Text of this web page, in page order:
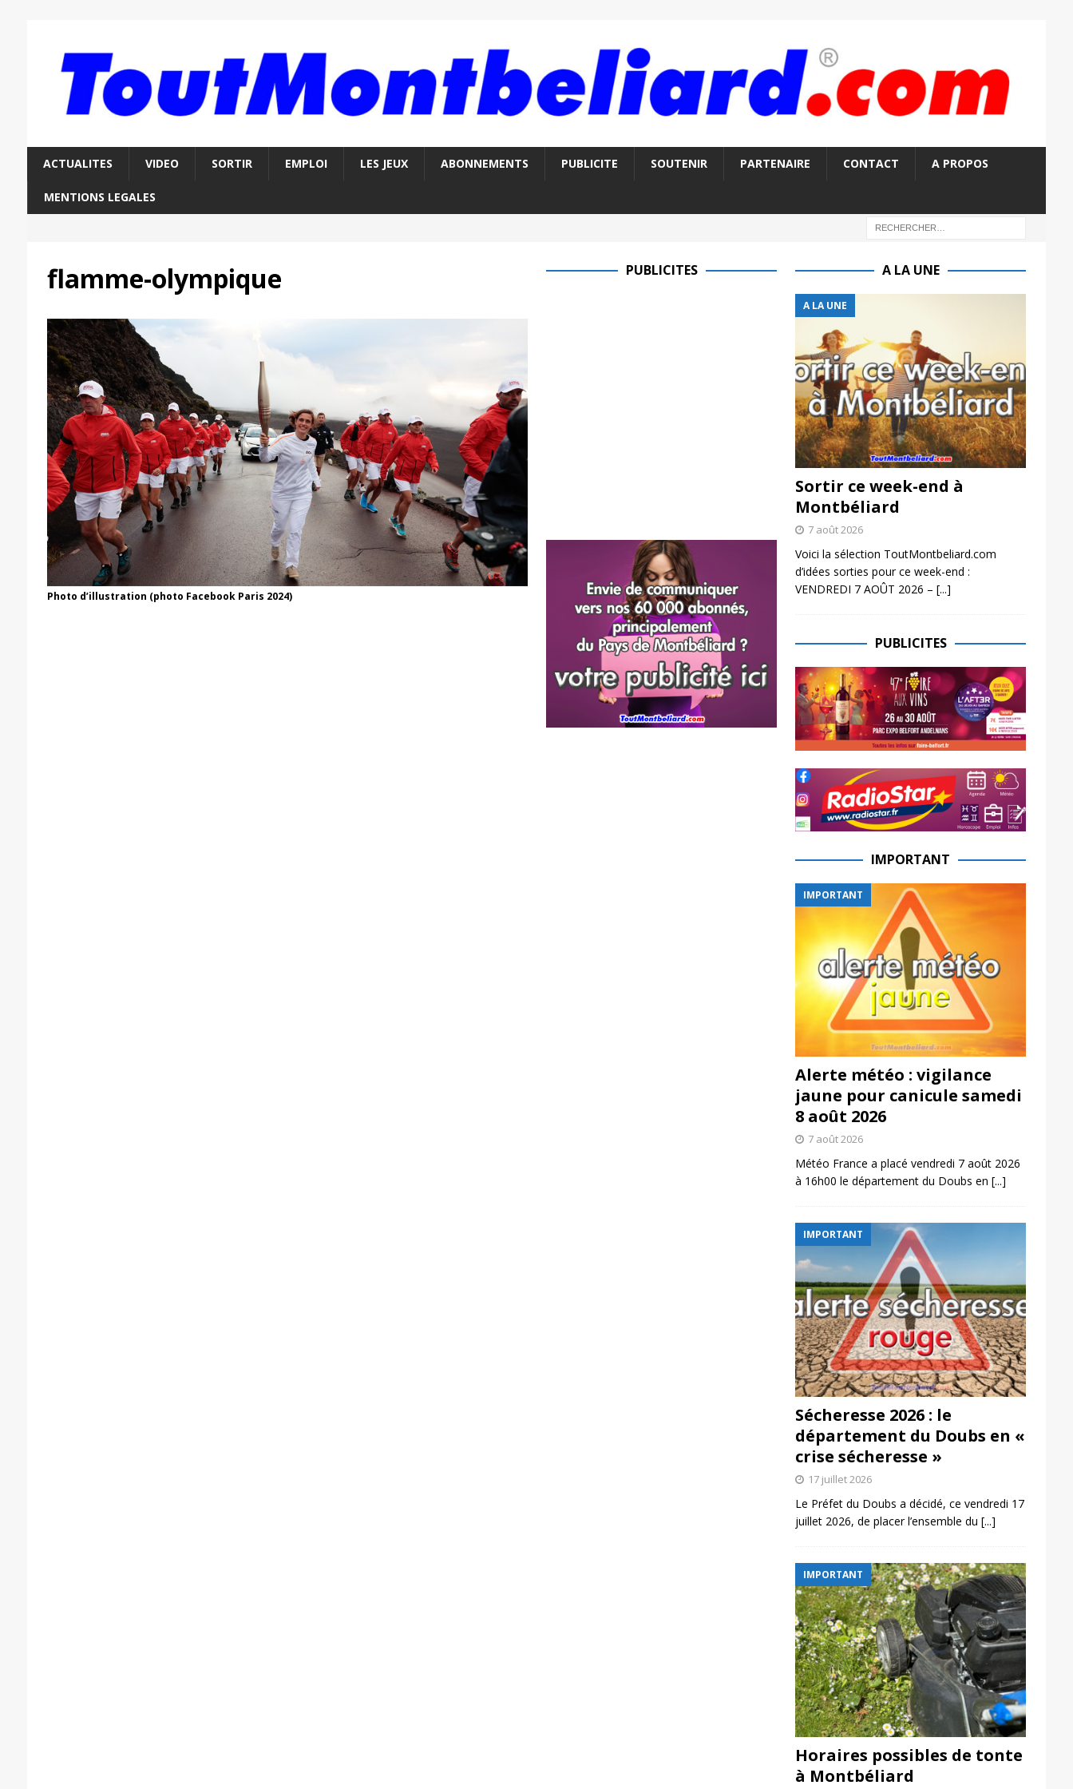
ACTUALITES VIDEO SORTIR EMPLOI LES JEUX ABONNEMENTS PUBLICITE SOUTENIR PARTENAIRE CONTACT A PROPOS
MENTIONS LEGALES
flamme-olympique
Photo d’illustration (photo Facebook Paris 2024)
PUBLICITES A LA UNE
A LA UNE
Sortir ce week-end à
Montbéliard
7 août 2026
Voici la sélection ToutMontbeliard.com
d’idées sorties pour ce week-end :
VENDREDI 7 AOÛT 2026 – [...]
PUBLICITES
IMPORTANT
IMPORTANT
Alerte météo : vigilance
jaune pour canicule samedi
8 août 2026
7 août 2026
Météo France a placé vendredi 7 août 2026
à 16h00 le département du Doubs en [...]
IMPORTANT
Sécheresse 2026 : le
département du Doubs en «
crise sécheresse »
17 juillet 2026
Le Préfet du Doubs a décidé, ce vendredi 17
juillet 2026, de placer l’ensemble du [...]
IMPORTANT
Horaires possibles de tonte
à Montbéliard